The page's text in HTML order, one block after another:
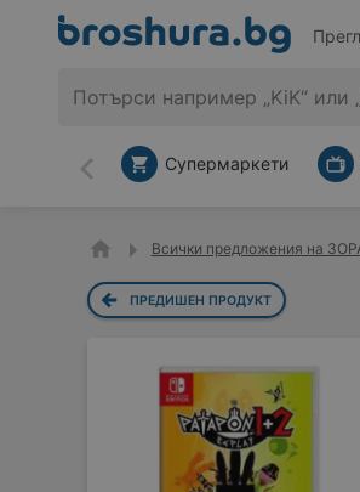
Назад
Супермаркети
Всички предложения на
ПРЕДИШЕН ПРОДУКТ